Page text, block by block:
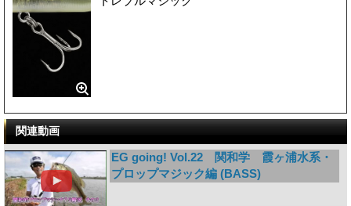
関連動画
EG going! Vol.22 関和学 霞ヶ浦水系・
プロップマジック編 (BASS)